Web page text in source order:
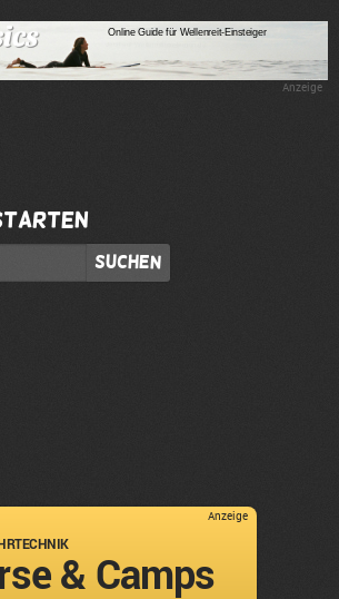
Anzeige
starten
Suchen
Anzeige
& Camps